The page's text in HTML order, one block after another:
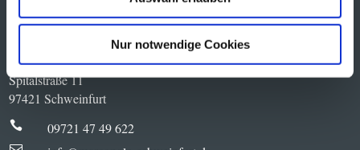
Nur notwendige Cookies
MARC O’POLO Store Schweinfurt
Spitalstraße 11
97421 Schweinfurt
 09721 47 49 622